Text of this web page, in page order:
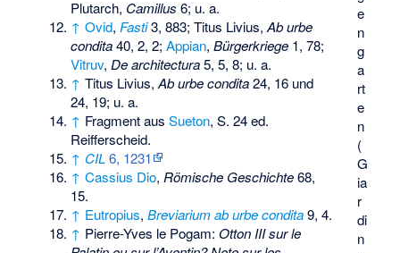
e
n
g
a
rt
e
n
(
G
ia
r
di
n
Plutarch, Camillus 6; u. a.
↑ Ovid,Fasti3, 883; Titus Livius,Ab urbe
condita40, 2, 2;Appian,Bürgerkriege 1, 78;
Vitruv,De architectura5, 5, 8; u. a.
↑ Titus Livius,Ab urbe condita24, 16 und
24, 19; u. a.
↑ Fragment ausSueton, S. 24 ed.
Reifferscheid.
↑ CIL6, 1231
↑ Cassius Dio,Römische Geschichte68,
15.
↑ Eutropius,Breviarium ab urbe condita9, 4.
↑ Pierre-Yves le Pogam:Otton III sur le